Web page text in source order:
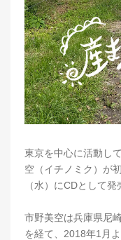
東京を中心に活動し
空（イチノミク）が
（水）にCDとして発
市野美空は兵庫県尼
を経て、2018年1月